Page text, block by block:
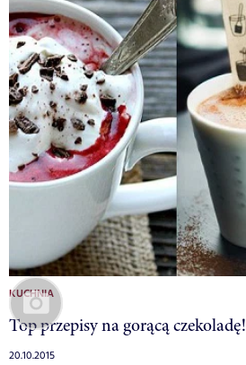
KUCHNIA
Top przepisy na gorącą czekoladę!
20.10.2015